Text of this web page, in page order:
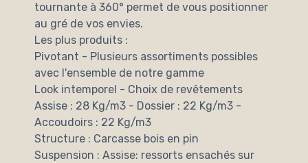
tournante à 360° permet de vous positionner
au gré de vos envies.
Les plus produits :
Pivotant - Plusieurs assortiments possibles
avec l'ensemble de notre gamme
Look intemporel - Choix de revêtements
Assise : 28 Kg/m3 - Dossier : 22 Kg/m3 -
Accoudoirs : 22 Kg/m3
Structure : Carcasse bois en pin
Suspension : Assise: ressorts ensachés sur